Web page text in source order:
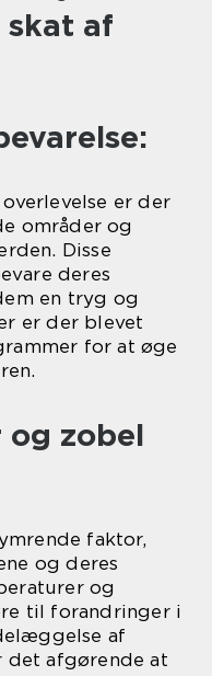
skat af
er der
områder og
Disse
deres
en tryg og
er der blevet
for at øge
zobel
faktor,
og deres
og
til forandringer i
af
det afgørende at